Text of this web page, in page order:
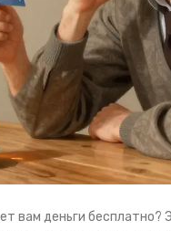
вам деньги